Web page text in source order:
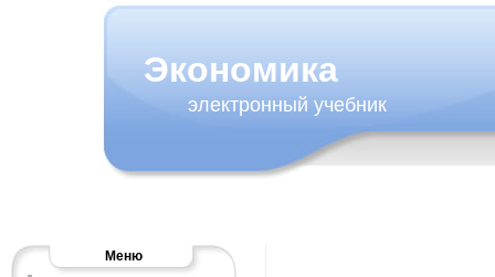
Экономика
электронный учебник
Меню